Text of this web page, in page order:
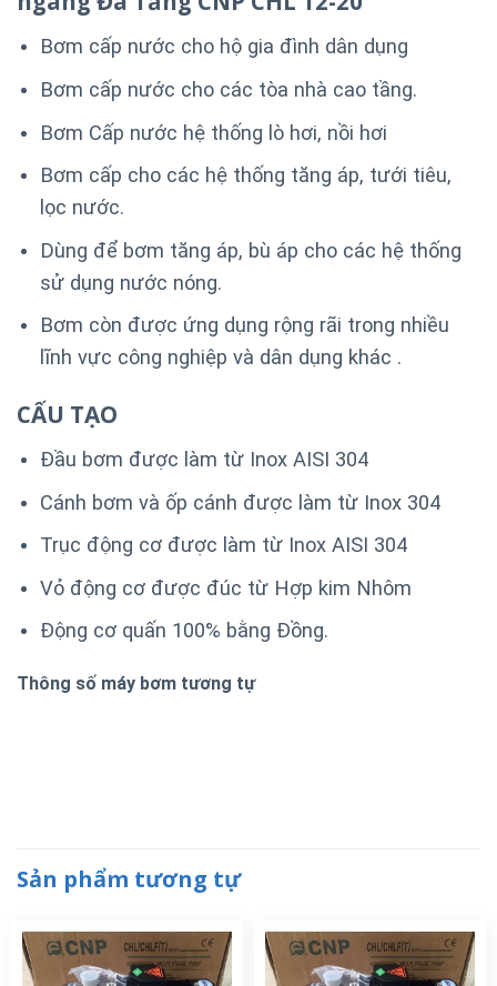
Bơm cấp nước cho hộ gia đình dân dụng
Bơm cấp nước cho các tòa nhà cao tầng.
Bơm Cấp nước hệ thống lò hơi, nồi hơi
Bơm cấp cho các hệ thống tăng áp, tưới tiêu,
lọc nước.
Dùng để bơm tăng áp, bù áp cho các hệ thống
sử dụng nước nóng.
Bơm còn được ứng dụng rộng rãi trong nhiều
lĩnh vực công nghiệp và dân dụng khác .
CẤU TẠO
Đầu bơm được làm từ Inox AISI 304
Cánh bơm và ốp cánh được làm từ Inox 304
Trục động cơ được làm từ Inox AISI 304
Vỏ động cơ được đúc từ Hợp kim Nhôm
Động cơ quấn 100% bằng Đồng.
Thông số máy bơm tương tự
Sản phẩm tương tự